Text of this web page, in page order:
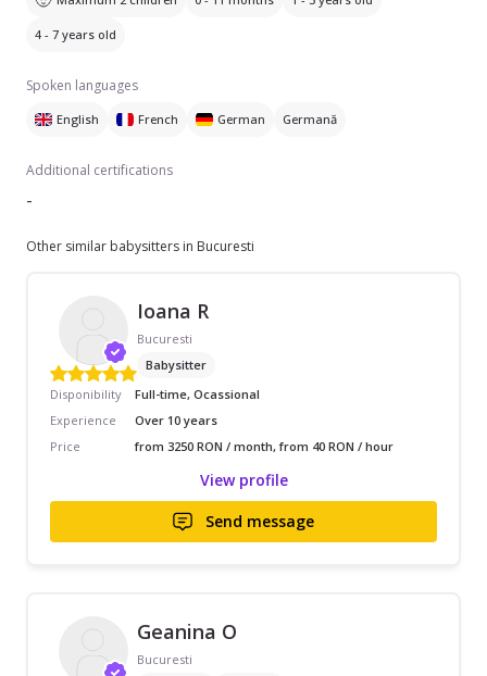
4 - 7 years old
Spoken languages
English French German Germană
Additional certifications
-
Other similar babysitters in Bucuresti
Ioana R
Bucuresti
Babysitter
Disponibility
Full-time, Ocassional
Experience
Over 10 years
Price
from 3250 RON / month, from 40 RON / hour
View profile
Send message
Geanina O
Bucuresti